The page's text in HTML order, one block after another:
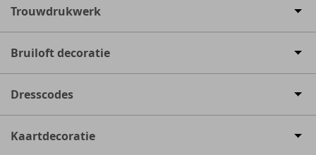
Trouwdrukwerk
Bruiloft decoratie
Dresscodes
Kaartdecoratie